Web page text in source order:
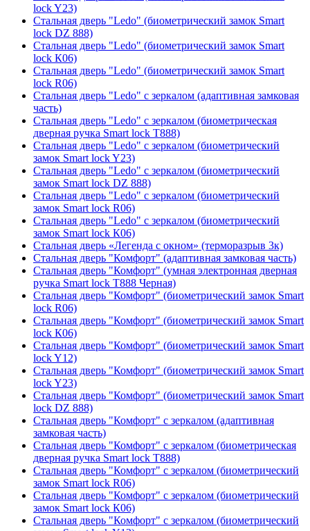
lock Y23)
Стальная дверь "Ledo" (биометрический замок Smart
lock DZ 888)
Стальная дверь "Ledo" (биометрический замок Smart
lock К06)
Стальная дверь "Ledo" (биометрический замок Smart
lock R06)
Стальная дверь "Ledo" с зеркалом (адаптивная замковая
часть)
Стальная дверь "Ledo" с зеркалом (биометрическая
дверная ручка Smart lock T888)
Стальная дверь "Ledo" с зеркалом (биометрический
замок Smart lock Y23)
Стальная дверь "Ledo" с зеркалом (биометрический
замок Smart lock DZ 888)
Стальная дверь "Ledo" с зеркалом (биометрический
замок Smart lock R06)
Стальная дверь "Ledo" с зеркалом (биометрический
замок Smart lock К06)
Стальная дверь «Легенда с окном» (терморазрыв 3к)
Стальная дверь "Комфорт" (адаптивная замковая часть)
Стальная дверь "Комфорт" (умная электронная дверная
ручка Smart lock T888 Черная)
Стальная дверь "Комфорт" (биометрический замок Smart
lock R06)
Стальная дверь "Комфорт" (биометрический замок Smart
lock К06)
Стальная дверь "Комфорт" (биометрический замок Smart
lock Y12)
Стальная дверь "Комфорт" (биометрический замок Smart
lock Y23)
Стальная дверь "Комфорт" (биометрический замок Smart
lock DZ 888)
Стальная дверь "Комфорт" с зеркалом (адаптивная
замковая часть)
Стальная дверь "Комфорт" с зеркалом (биометрическая
дверная ручка Smart lock T888)
Стальная дверь "Комфорт" с зеркалом (биометрический
замок Smart lock R06)
Стальная дверь "Комфорт" с зеркалом (биометрический
замок Smart lock К06)
Стальная дверь "Комфорт" с зеркалом (биометрический